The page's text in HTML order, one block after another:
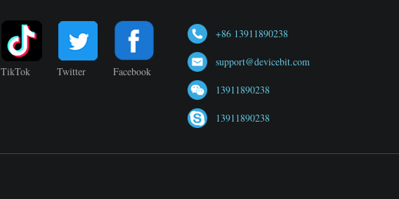
TikTok Twitter Facebook
+86 13911890238
support@devicebit.com
13911890238
13911890238